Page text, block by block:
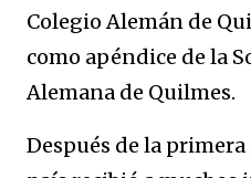
Colegio Alemán de
como apéndice de la
Alemana de Quilmes.
Después de la